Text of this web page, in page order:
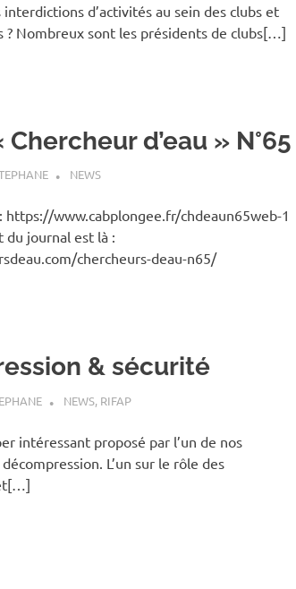
interdictions d’activités au sein des clubs et
? Nombreux sont les présidents de clubs[…]
d’eau » N°65
NEWS
https://www.cabplongee.fr/chdeaun65web-1
journal est là :
chercheurs-deau-n65/
& sécurité
NEWS, RIFAP
intéressant proposé par l’un de nos
L’un sur le rôle des